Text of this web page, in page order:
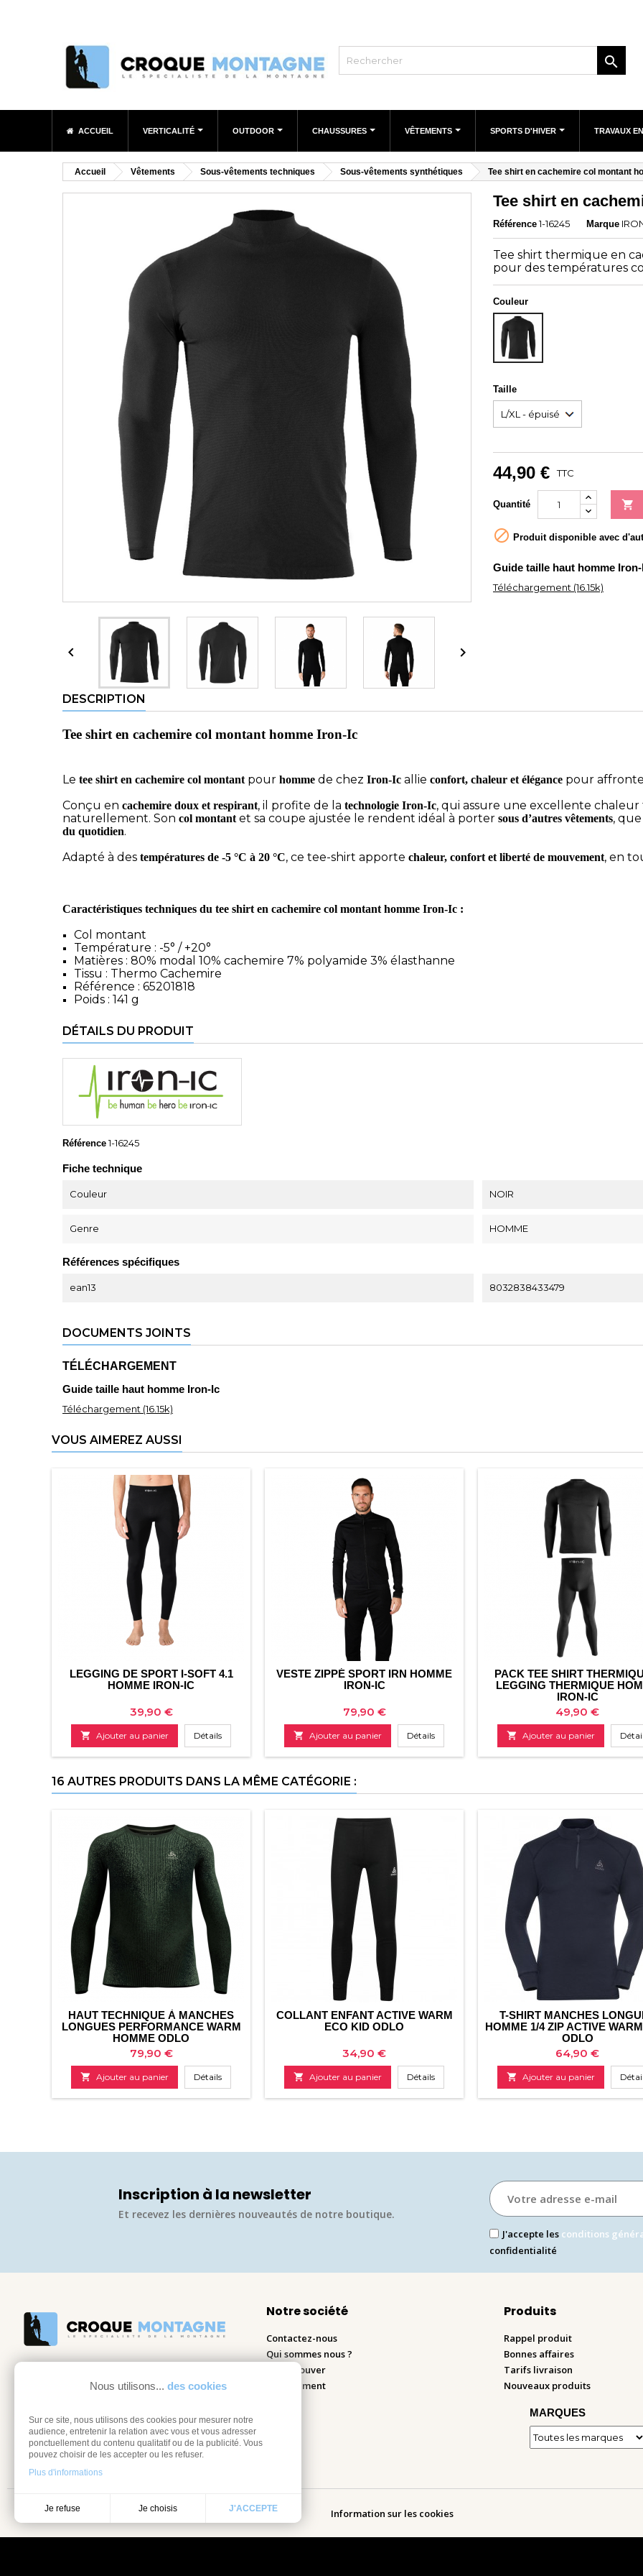

Nous utilisons... des cookies
Sur ce site, nous utilisons des cookies pour mesurer notre
audience, entretenir la relation avec vous et vous adresser
ponctuellement du contenu qualitatif ou de la publicité. Vous
pouvez choisir de les accepter ou les refuser.
Plus d'informations
Je refuse Je choisis J'ACCEPTE
ACCUEIL VERTICALITÉ OUTDOOR CHAUSSURES VÊTEMENTS SPORTS D'HIVER TRAVAUX
Accueil Vêtements Sous-vêtements techniques Sous-vêtements synthétiques Tee shirt en cachemire col montant
 
Tee shirt en
Référence 1-16245 Marque
Tee shirt thermique en
pour des températures
Couleur
NOIR
Taille
44,90 € TTC
Quantité 
 Produit disponible avec
Guide taille haut homme
Téléchargement (16.15k)
DESCRIPTION
Tee shirt en cachemire col montant homme Iron-Ic
Le tee shirt en cachemire col montant pour homme de chez Iron-Ic allie confort, chaleur et élégance pour
Conçu en cachemire doux et respirant, il profite de la technologie Iron-Ic, qui assure une excellente
naturellement. Son col montantet sa coupe ajustée le rendent idéal à porter sous d’autres vêtements,
du quotidien.
Adapté à des températures de -5 °C à 20 °C, ce tee-shirt apporte chaleur, confort et liberté de mouvement, en
Caractéristiques techniques du tee shirt en cachemire col montant homme Iron-Ic :
Col montant
Température : -5° / +20°
Matières : 80% modal 10% cachemire 7% polyamide 3% élasthanne
Tissu : Thermo Cachemire
Référence : 65201818
Poids : 141 g
DÉTAILS DU PRODUIT
Référence 1-16245
Fiche technique
Couleur NOIR
Genre HOMME
Références spécifiques
ean13 8032838433479
DOCUMENTS JOINTS
TÉLÉCHARGEMENT
Guide taille haut homme Iron-Ic
Téléchargement (16.15k)
VOUS AIMEREZ AUSSI
LEGGING DE SPORT I-SOFT 4.1
HOMME IRON-IC
Prix
39,90 €
 Ajouter au panier Détails
VESTE ZIPPÉ SPORT IRN HOMME
IRON-IC
Prix
79,90 €
 Ajouter au panier Détails
PACK TEE SHIRT
LEGGING THERMIQUE
IRON-IC
Prix
49,90 €
 Ajouter au panier
16 AUTRES PRODUITS DANS LA MÊME CATÉGORIE :
HAUT TECHNIQUE À MANCHES
LONGUES PERFORMANCE WARM
HOMME ODLO
Prix
79,90 €
 Ajouter au panier Détails
COLLANT ENFANT ACTIVE WARM
ECO KID ODLO
Prix
34,90 €
 Ajouter au panier Détails
T-SHIRT MANCHES
HOMME 1/4 ZIP ACTIVE
ODLO
Prix
64,90 €
 Ajouter au panier
Inscription à la newsletter
Et recevez les dernières nouveautés de notre boutique.​
J'accepte les conditions
confidentialité
Notre société
Contactez-nous
Qui sommes nous ?
Nous trouver
Recrutement
Produits
Rappel produit
Bonnes affaires
Tarifs livraison
Nouveaux produits
MARQUES
Mentions légales Information sur les cookies